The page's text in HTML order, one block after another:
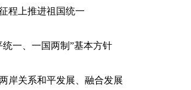
上推进祖国统一
一、一国两制”基本方针
关系和平发展、融合发展